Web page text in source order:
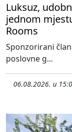
Luksuz,
jednom
Rooms
Sponzorirani
poslovne g...
06.08.2026. u